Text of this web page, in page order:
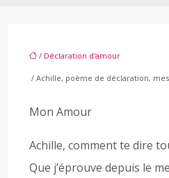
/ Déclaration d'amour
/ Achille, poème de déclaration,
Mon Amour
Achille, comment te dire
Que j’éprouve depuis le